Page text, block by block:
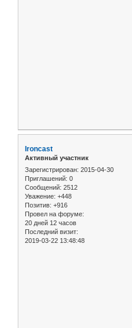
Ironcast
Активный участник
Зарегистрирован: 2015-04-30
Приглашений: 0
Сообщений: 2512
Уважение: +448
Позитив: +916
Провел на форуме:
20 дней 12 часов
Последний визит:
2019-03-22 13:48:48